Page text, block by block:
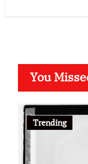
You
Trending